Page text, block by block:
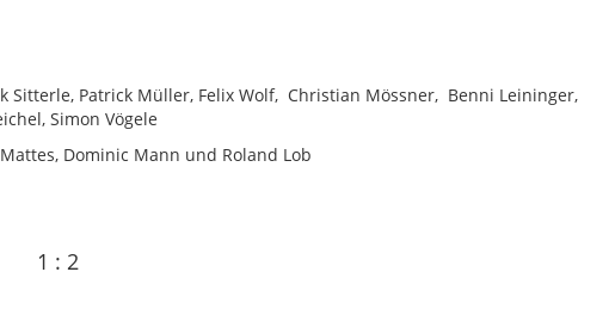
Sitterle, Patrick Müller, Felix Wolf, Christian Mössner, Benni Leininger,
Simon Vögele
Dominic Mann und Roland Lob
II 1 : 2